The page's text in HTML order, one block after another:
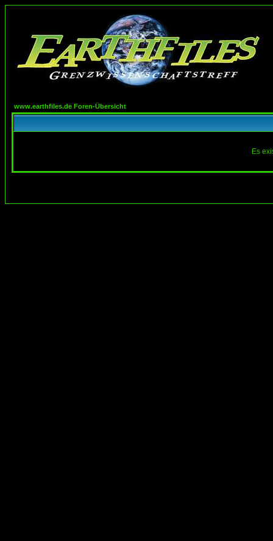
www.earthfiles.de Foren-Übersicht
Es